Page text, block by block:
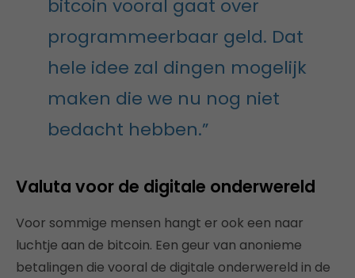
bitcoin vooral gaat over
programmeerbaar geld. Dat
hele idee zal dingen mogelijk
maken die we nu nog niet
bedacht hebben.”
Valuta voor de digitale onderwereld
Voor sommige mensen hangt er ook een naar
luchtje aan de bitcoin. Een geur van anonieme
betalingen die vooral de digitale onderwereld in de